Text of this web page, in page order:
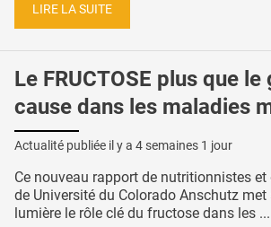
LIRE LA SUITE
Le FRUCTOSE plus que
cause dans les maladies
Actualité publiée il y a 4 semaines 1 jour
Ce nouveau rapport de nutritionnistes et
de Université du Colorado Anschutz met
lumière le rôle clé du fructose dans les ...